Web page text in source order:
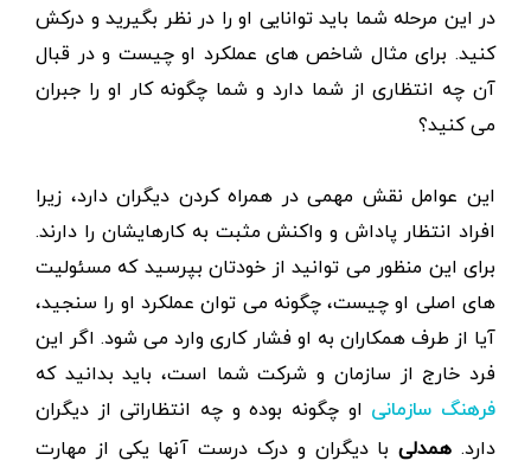
در این مرحله شما باید توانایی او را در نظر بگیرید و درکش
کنید. برای مثال شاخص های عملکرد او چیست و در قبال
آن چه انتظاری از شما دارد و شما چگونه کار او را جبران
می کنید؟
این عوامل نقش مهمی در همراه کردن دیگران دارد، زیرا
افراد انتظار پاداش و واکنش مثبت به کارهایشان را دارند.
برای این منظور می توانید از خودتان بپرسید که مسئولیت
های اصلی او چیست، چگونه می توان عملکرد او را سنجید،
آیا از طرف همکاران به او فشار کاری وارد می شود. اگر این
فرد خارج از سازمان و شرکت شما است، باید بدانید که
فرهنگ سازمانی او چگونه بوده و چه انتظاراتی از دیگران
دارد. همدلیبا دیگران و درک درست آنها یکی از مهارت